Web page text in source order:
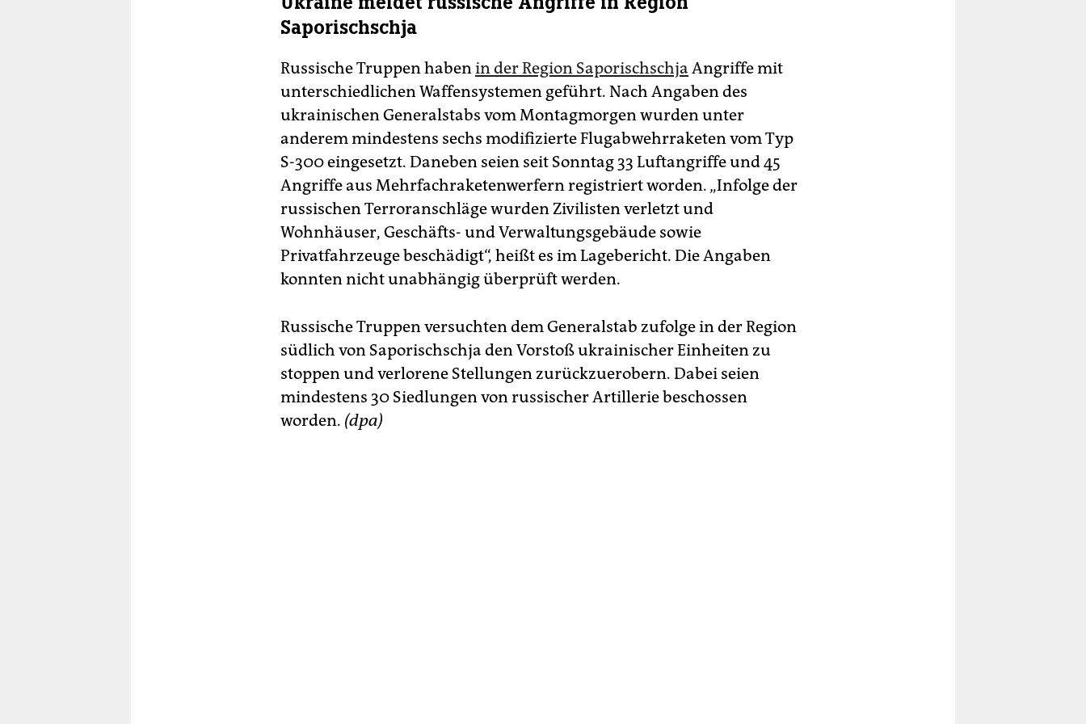
Saporischschja
Russische Truppen habenin der Region Saporischschja Angriffe mit
unterschiedlichen Waffensystemen geführt. Nach Angaben des
ukrainischen Generalstabs vom Montagmorgen wurden unter
anderem mindestens sechs modifizierte Flugabwehrraketen vom Typ
S-300 eingesetzt. Daneben seien seit Sonntag 33 Luftangriffe und 45
Angriffe aus Mehrfachraketenwerfern registriert worden. „Infolge der
russischen Terroranschläge wurden Zivilisten verletzt und
Wohnhäuser, Geschäfts- und Verwaltungsgebäude sowie
Privatfahrzeuge beschädigt“, heißt es im Lagebericht. Die Angaben
konnten nicht unabhängig überprüft werden.
Russische Truppen versuchten dem Generalstab zufolge in der Region
südlich von Saporischschja den Vorstoß ukrainischer Einheiten zu
stoppen und verlorene Stellungen zurückzuerobern. Dabei seien
mindestens 30 Siedlungen von russischer Artillerie beschossen
worden. (dpa)